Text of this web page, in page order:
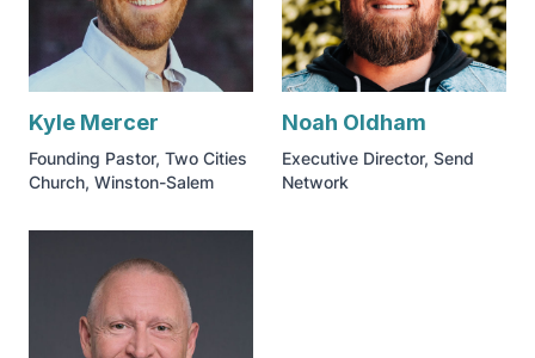
Kyle Mercer
Founding Pastor, Two Cities
Church, Winston-Salem
Noah Oldham
Executive Director, Send
Network